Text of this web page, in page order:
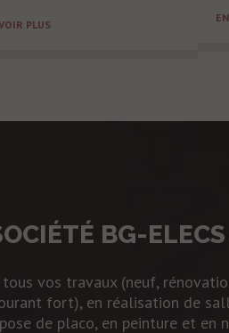
PLUS
BG-
vos travaux (neuf,
fort), en réalisation de
de placo, en peinture et en